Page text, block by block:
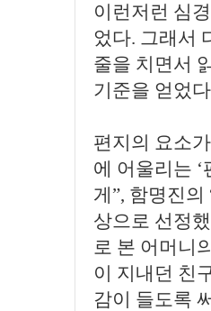
이런저런 심
었다. 그래서
줄을 치면서
기준을 얻었
편지의 요소
에 어울리는
게”, 함명진
상으로 선정
로 본 어머니
이 지내던 친
감이 들도록